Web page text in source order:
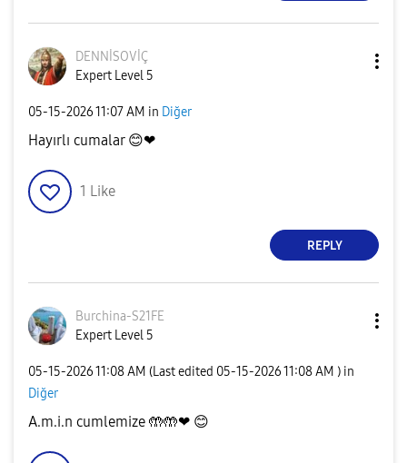
DENNİSOVİÇ
Expert Level 5
‎05-15-202611:07 AM in Diğer
Hayırlı cumalar 😊❤
1 Like
REPLY
Burchina-S21FE
Expert Level 5
‎05-15-202611:08 AM (Last edited ‎05-15-202611:08 AM ) in
Diğer
A.m.i.n cumlemize 🤲🤲❤ 😊